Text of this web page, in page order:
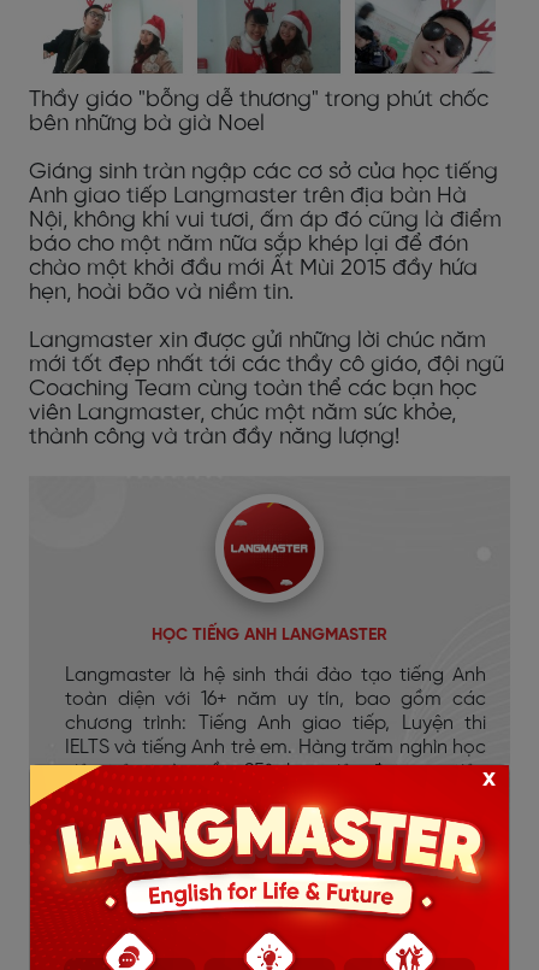
Thầy giáo "bỗng dễ thương" trong phút chốc
bên những bà già Noel
Giáng sinh tràn ngập các cơ sở của học tiếng
Anh giao tiếp Langmaster trên địa bàn Hà
Nội, không khí vui tươi, ấm áp đó cũng là điểm
báo cho một năm nữa sắp khép lại để đón
chào một khởi đầu mới Ất Mùi 2015 đầy hứa
hẹn, hoài bão và niềm tin.
Langmaster xin được gửi những lời chúc năm
mới tốt đẹp nhất tới các thầy cô giáo, đội ngũ
Coaching Team cùng toàn thể các bạn học
viên Langmaster, chúc một năm sức khỏe,
thành công và tràn đầy năng lượng!
HỌC TIẾNG ANH LANGMASTER
Langmaster là hệ sinh thái đào tạo tiếng Anh
toàn diện với 16+ năm uy tín, bao gồm các
chương trình: Tiếng Anh giao tiếp, Luyện thi
IELTS và tiếng Anh trẻ em. Hàng trăm nghìn học
viên trên toàn cầu, 95% học viên đạt mục tiêu
đầu ra.
Nội Dung Hot
x